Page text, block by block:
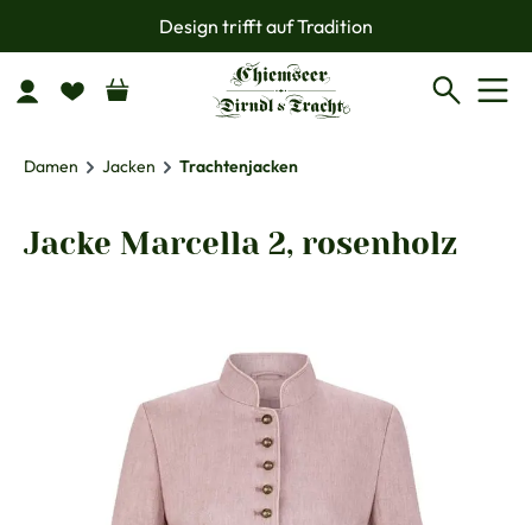
Zum Hauptinhalt springenDesign trifft auf Tradition
Damen Jacken Trachtenjacken
Jacke Marcella 2, rosenholz